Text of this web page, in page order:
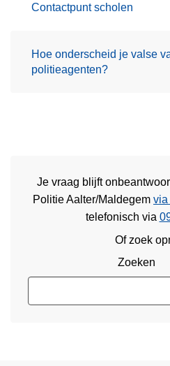
Contactpunt scholen
Hoe onderscheid je valse
politieagenten?
Je vraag blijft
Politie Aalter/Maldegem via
telefonisch via
Of zoek
Zoeken